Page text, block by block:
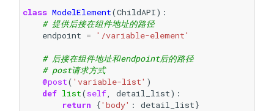
class ModelElement(ChildAPI):
# 提供后接在组件地址的路径
endpoint = '/variable-element'
# 后接在组件地址和endpoint后的路径
# post请求方式
@post( 'variable-list' )
def list(self, detail_list):
return
{'body' : detail_list}